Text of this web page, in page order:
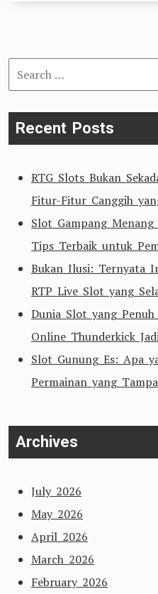
Search
for:
Recent Posts
RTG Slots Bukan
Fitur-Fitur Canggih
Slot Gampang
Tips Terbaik untuk
Bukan Ilusi: Ternyata
RTP Live Slot yang
Dunia Slot yang
Online Thunderkick
Slot Gunung Es: Apa
Permainan yang
Archives
July 2026
May 2026
April 2026
March 2026
February 2026